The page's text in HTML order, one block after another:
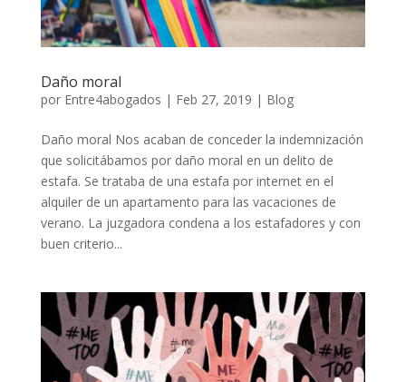
Daño moral
por Entre4abogados | Feb 27, 2019 | Blog
Daño moral Nos acaban de conceder la indemnización
que solicitábamos por daño moral en un delito de
estafa. Se trataba de una estafa por internet en el
alquiler de un apartamento para las vacaciones de
verano. La juzgadora condena a los estafadores y con
buen criterio...